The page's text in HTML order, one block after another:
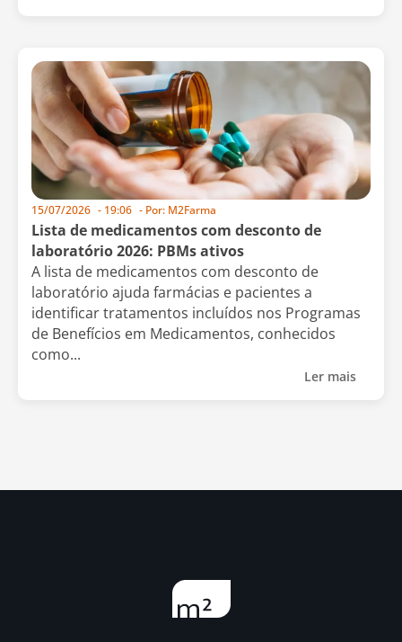
15/07/2026 - 19:06 - Por: M2Farma
Lista de medicamentos com desconto de
laboratório 2026: PBMs ativos
A lista de medicamentos com desconto de
laboratório ajuda farmácias e pacientes a
identificar tratamentos incluídos nos Programas
de Benefícios em Medicamentos, conhecidos
como...
Ler mais